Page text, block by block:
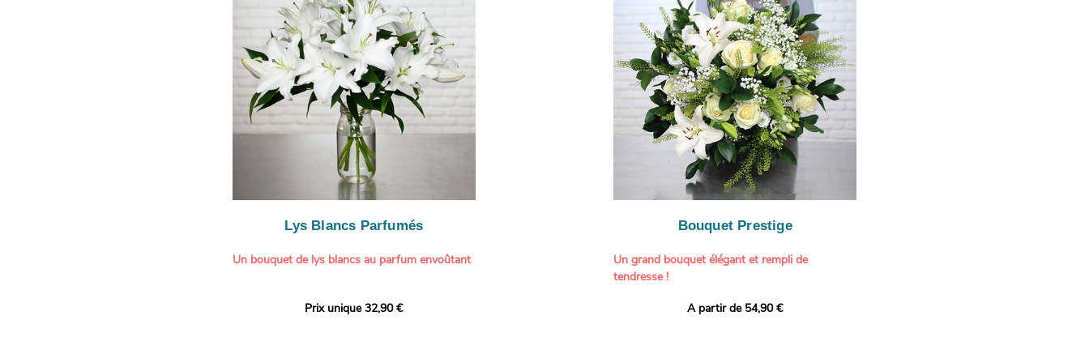
À offrir pour :
- Gâter un proche pour son anniversaire
- Célébrer une occasion spéciale
- Faire plaisir à un amateur d'art et de peinture
- Exprimer une atmosphère méditerranéenne et
colorée dans votre intérieur.
Tableau : Paul Signac,Vue de Saint-Tropez,
coucher de soleil au bois de pins, 1888
Crédits photo :classicpaintings / Alamy Stock
généreuse, parfaite pour marquer une attention
particulière à un proche.
Il contient :
- Des hortensias colorés (les couleurs peuvent
varier selon l’arrivage)
- Des fleurs à grosse tête, au charme intemporel
À offrir pour :
- Célébrer un anniversaire
- Remercier avec panache
- Apporter une touche florale à une maison de
Lys Blancs Parfumés
Un bouquet de lys blancs au parfum envoûtant
élégante composition de lys blancs signée
Prix unique 32,90 €
Bouquet Prestige
Un grand bouquet élégant et rempli de
tendresse !
Offrez un instant de douceur avec ce bouquet
A partir de 54,90 €